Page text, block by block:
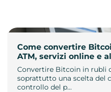
Come convertire
ATM, servizi online e
Convertire Bitcoin in rubli
soprattutto una scelta del
controllo del p…